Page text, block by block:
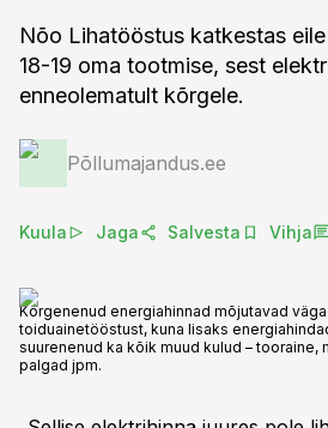
Nõo Lihatööstus katkestas
18-19 oma tootmise, sest
enneolematult kõrgele.
Põllumajandus.ee
Kuula Jaga Salvesta Vihja
Kõrgenenud energiahinnad mõjutavad
toiduainetööstust, kuna lisaks
suurenenud ka kõik muud kulud – tooraine,
palgad jpm.